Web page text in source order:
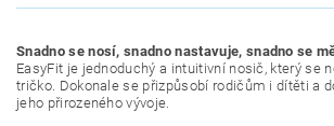
Snadno se nosí, snadno nastavuje, snadno se
EasyFit je jednoduchý a intuitivní nosič, který se
tričko. Dokonale se přizpůsobí rodičům i dítěti a
jeho přirozeného vývoje.